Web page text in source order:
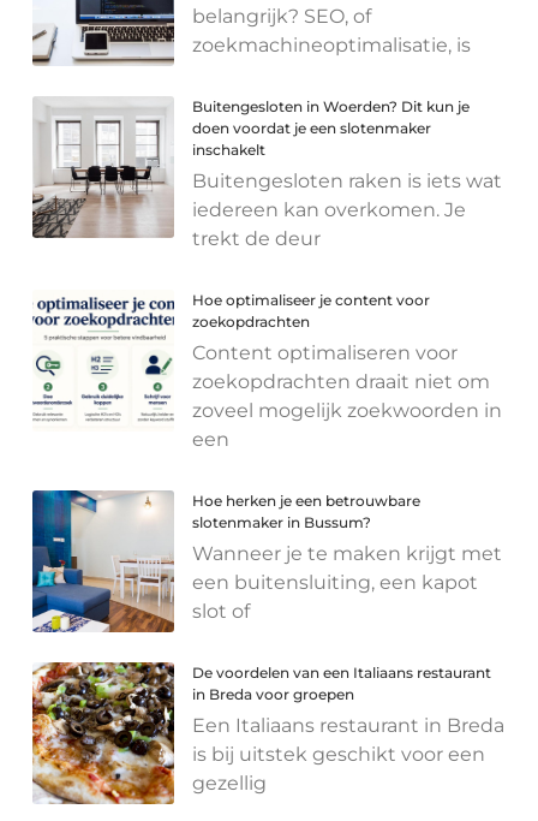
belangrijk? SEO, of
zoekmachineoptimalisatie, is
Buitengesloten in Woerden? Dit kun je
doen voordat je een slotenmaker
inschakelt
Buitengesloten raken is iets wat
iedereen kan overkomen. Je
trekt de deur
Hoe optimaliseer je content voor
zoekopdrachten
Content optimaliseren voor
zoekopdrachten draait niet om
zoveel mogelijk zoekwoorden in
een
Hoe herken je een betrouwbare
slotenmaker in Bussum?
Wanneer je te maken krijgt met
een buitensluiting, een kapot
slot of
De voordelen van een Italiaans restaurant
in Breda voor groepen
Een Italiaans restaurant in Breda
is bij uitstek geschikt voor een
gezellig